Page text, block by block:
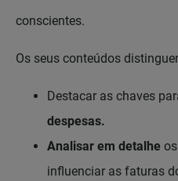
conscientes.
Os seus conteúdos
Destacar as chaves
despesas.
Analisar em detalhe
influenciar as faturas